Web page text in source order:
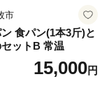
市
食パン(1本3斤)と
ットB 常温
15,000円